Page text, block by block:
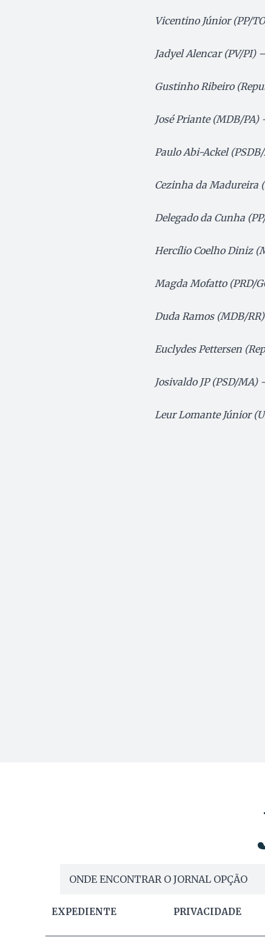
Vicentino Júnior (PP/
Jadyel Alencar (PV/PI)
Gustinho Ribeiro
José Priante (MDB/PA)
Paulo Abi-Ackel
Cezinha da Madureira
Delegado da Cunha
Hercílio Coelho Diniz
Magda Mofatto (PRD/
Duda Ramos (MDB/RR)
Euclydes Pettersen
Josivaldo JP (PSD/MA)
Leur Lomante Júnior
ONDE ENCONTRAR O JORNAL OPÇÃO
EXPEDIENTE PRIVACIDADE